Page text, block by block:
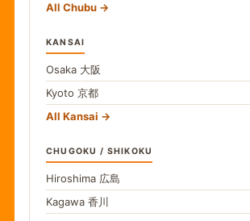
All Chubu
KANSAI
Osaka 大阪
Kyoto 京都
All Kansai
CHUGOKU / SHIKOKU
Hiroshima 広島
Kagawa 香川